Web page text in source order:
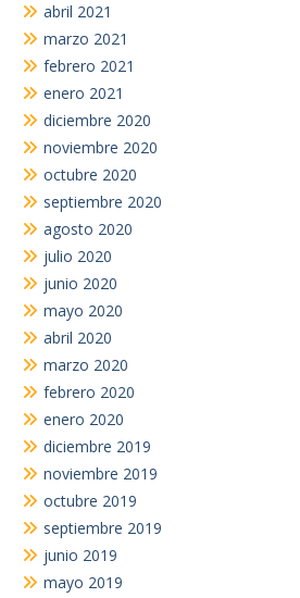
abril 2021
marzo 2021
febrero 2021
enero 2021
diciembre 2020
noviembre 2020
octubre 2020
septiembre 2020
agosto 2020
julio 2020
junio 2020
mayo 2020
abril 2020
marzo 2020
febrero 2020
enero 2020
diciembre 2019
noviembre 2019
octubre 2019
septiembre 2019
junio 2019
mayo 2019